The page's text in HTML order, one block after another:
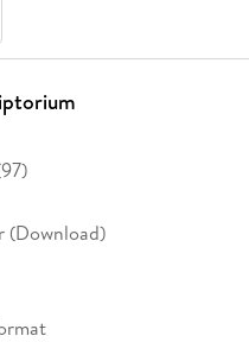
97)
(Download)